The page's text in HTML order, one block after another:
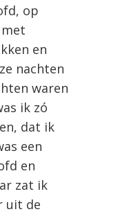
op
en
nachten
waren
ik zó
dat ik
een
en
zat ik
uit de